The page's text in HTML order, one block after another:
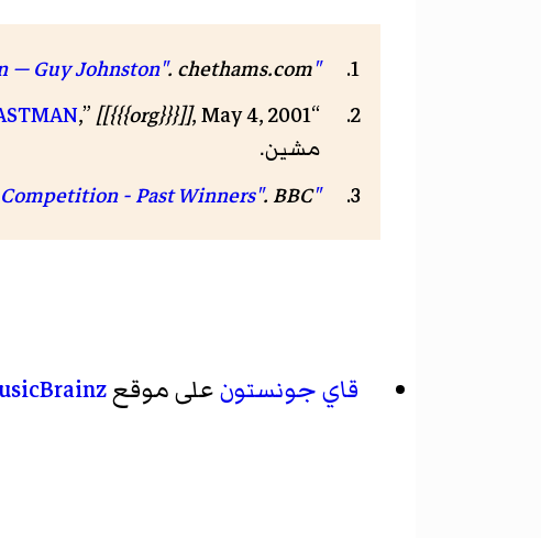
"Chetham's at the BBC Young Musician — Guy Johnston"
. chethams.com
“
,”[[{{{org}}}]], May 4, 2001.
مشين.
"Young Musician of the Year Competition - Past Winners". BBC. مؤرشف من
قاي جونستونعلى موقع